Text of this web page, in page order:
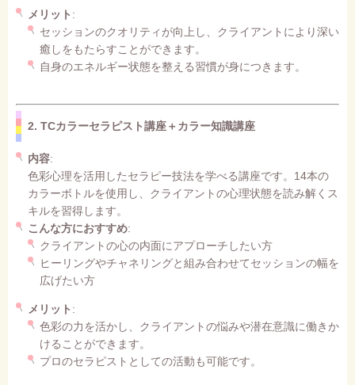
メリット :
セッションのクオリティが向上し、クライアントにより深い
癒しをもたらすことができます。
自身のエネルギー状態を整える習慣が身につきます。
2. TCカラーセラピスト講座＋カラー知識講座
内容:
色彩心理を活用したセラピー技法を学べる講座です。14本の
カラーボトルを使用し、クライアントの心理状態を読み解くス
キルを習得します。
こんな方におすすめ:
クライアントの心の内面にアプローチしたい方
ヒーリングやチャネリングと組み合わせてセッションの幅を
広げたい方
メリット :
色彩の力を活かし、クライアントの悩みや潜在意識に働きか
けることができます。
プロのセラピストとしての活動も可能です。